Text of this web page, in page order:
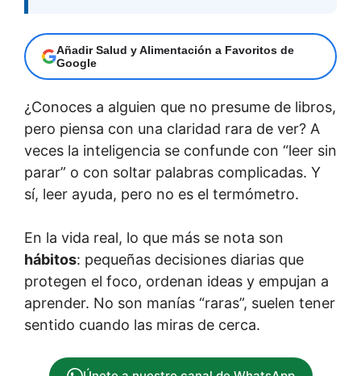
Añadir Salud y Alimentación a Favoritos de
Google
¿Conoces a alguien que no presume de libros,
pero piensa con una claridad rara de ver? A
veces la inteligencia se confunde con “leer sin
parar” o con soltar palabras complicadas. Y
sí, leer ayuda, pero no es el termómetro.
En la vida real, lo que más se nota son
hábitos: pequeñas decisiones diarias que
protegen el foco, ordenan ideas y empujan a
aprender. No son manías “raras”, suelen tener
sentido cuando las miras de cerca.